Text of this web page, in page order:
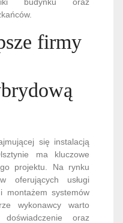
firmy
się instalacją
ma kluczowe
projektu. Na rynku
oferujących usługi
montażem systemów
wykonawcy warto
oraz